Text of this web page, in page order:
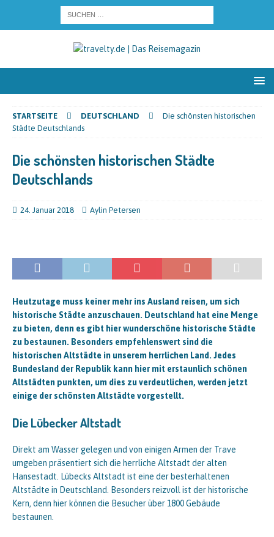
STARTSEITE DEUTSCHLAND
Die schönsten historischen
Städte Deutschlands
Die schönsten historischen Städte
Deutschlands
24. Januar 2018 Aylin Petersen
Heutzutage muss keiner mehr ins Ausland reisen, um sich
historische Städte anzuschauen. Deutschland hat eine Menge
zu bieten, denn es gibt hier wunderschöne historische Städte
zu bestaunen. Besonders empfehlenswert sind die
historischen Altstädte in unserem herrlichen Land. Jedes
Bundesland der Republik kann hier mit erstaunlich schönen
Altstädten punkten, um dies zu verdeutlichen, werden jetzt
einige der schönsten Altstädte vorgestellt.
Die Lübecker Altstadt
Direkt am Wasser gelegen und von einigen Armen der Trave
umgeben präsentiert sich die herrliche Altstadt der alten
Hansestadt. Lübecks Altstadt ist eine der besterhaltenen
Altstädte in Deutschland. Besonders reizvoll ist der historische
Kern, denn hier können die Besucher über 1800 Gebäude
bestaunen.